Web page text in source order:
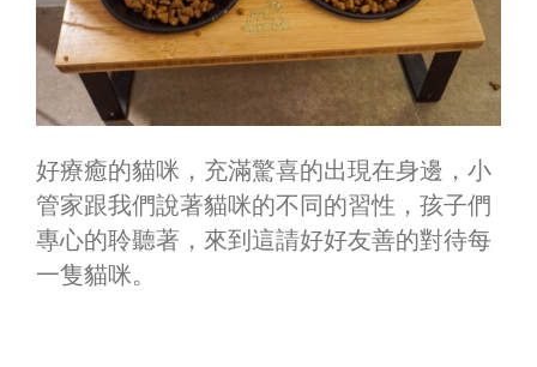
好療癒的貓咪，充滿驚喜的出現在身邊，小
管家跟我們說著貓咪的不同的習性，孩子們
專心的聆聽著，來到這請好好友善的對待每
一隻貓咪。